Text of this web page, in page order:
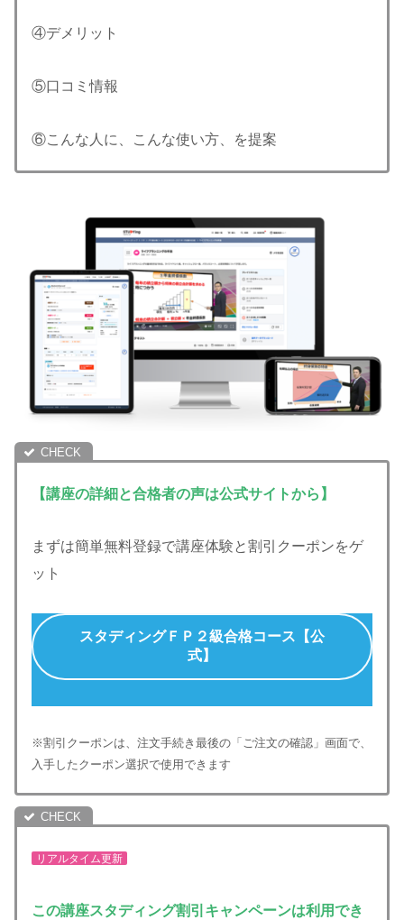
④デメリット
⑤口コミ情報
⑥こんな人に、こんな使い方、を提案
【講座の詳細と合格者の声は公式サイトから】
まずは簡単無料登録で講座体験と割引クーポンをゲ
ット
スタディングＦＰ２級合格コース【公
式】
※割引クーポンは、注文手続き最後の「ご注文の確認」画面で、
入手したクーポン選択で使用できます
リアルタイム更新
この講座スタディング割引キャンペーンは利用でき